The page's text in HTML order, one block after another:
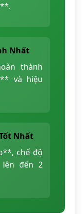
Nhất
thành
và hiệu
Nhất
chế độ
đến 2